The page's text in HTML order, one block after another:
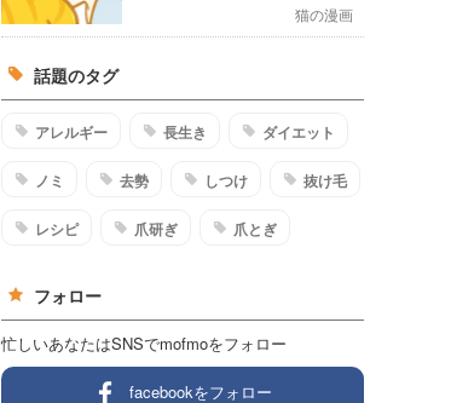
猫の漫画
話題のタグ
アレルギー 長生き ダイエット
ノミ 去勢 しつけ 抜け毛
レシピ 爪研ぎ 爪とぎ
フォロー
忙しいあなたはSNSでmofmoをフォロー
facebookをフォロー